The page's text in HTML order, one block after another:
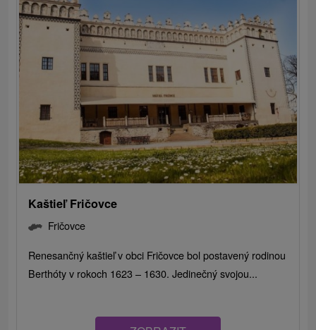
Kaštieľ Fričovce
Fričovce
Renesančný kaštieľ v obci Fričovce bol postavený rodinou
Berthóty v rokoch 1623 – 1630. Jedinečný svojou...